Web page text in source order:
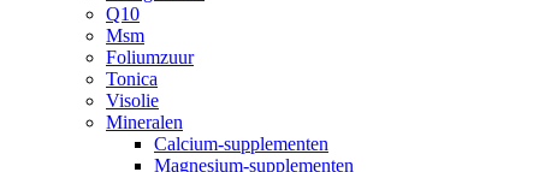
Q10
Msm
Foliumzuur
Tonica
Visolie
Mineralen
Calcium-supplementen
Magnesium-supplementen